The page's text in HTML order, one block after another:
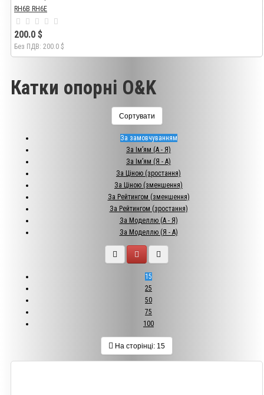
RH6B RH6E
200.0 $
Без ПДВ: 200.0 $
Катки опорні O&K
Сортувати
За замовчуванням
За Ім’ям (A - Я)
За Ім’ям (Я - A)
За Ціною (зростання)
За Ціною (зменшення)
За Рейтингом (зменшення)
За Рейтингом (зростання)
За Моделлю (A - Я)
За Моделлю (Я - A)
15
25
50
75
100
На сторінці: 15